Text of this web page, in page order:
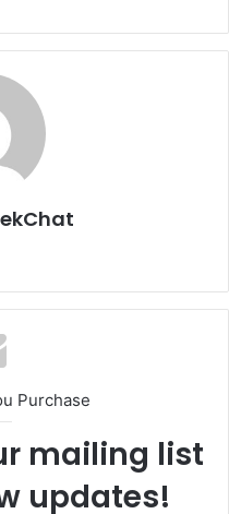
Purchase
mailing list
updates!